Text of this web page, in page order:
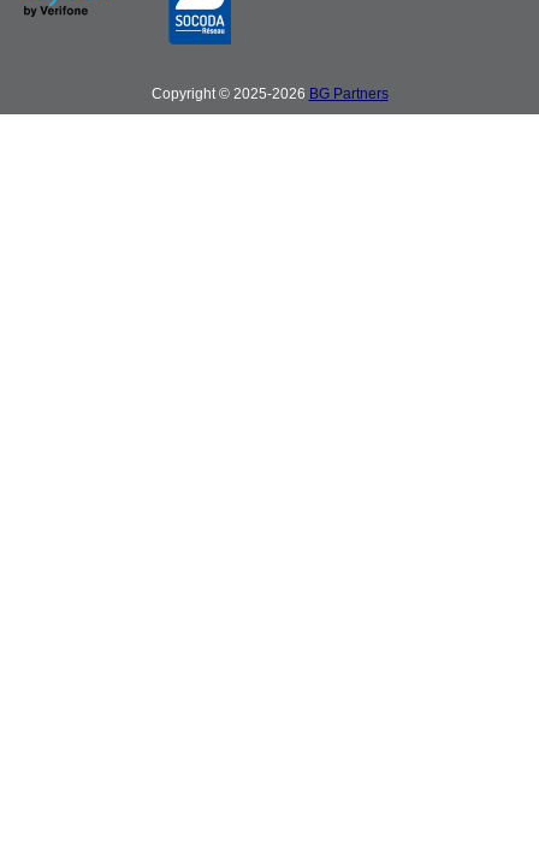
Copyright © 2025-2026 BG Partners